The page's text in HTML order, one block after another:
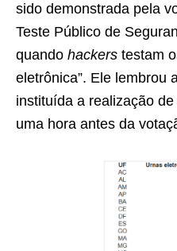
sido demonstrada pela
Teste Público de
quando hackers testam
eletrônica”. Ele lembrou
instituída a realização
uma hora antes da